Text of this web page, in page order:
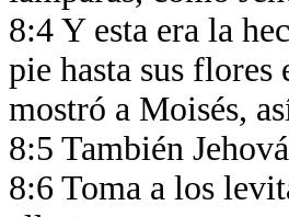
8:4 Y esta era la
pie hasta sus
mostró a Moisés,
8:5 También
8:6 Toma a los